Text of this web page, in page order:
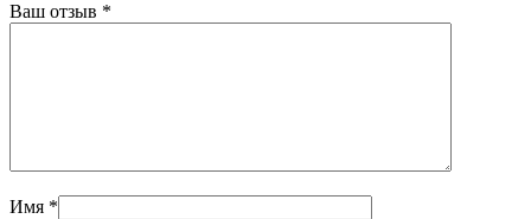
Ваш отзыв *
Имя *